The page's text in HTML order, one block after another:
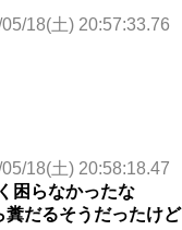
18(土) 20:57:33.76
18(土) 20:58:18.47
困らなかったな
糞だるそうだったけど